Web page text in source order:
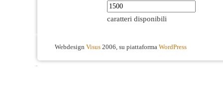
caratteri disponibili
Webdesign Visus 2006, su piattaforma WordPress